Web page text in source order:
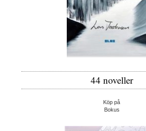
44 noveller
Köp på
Bokus